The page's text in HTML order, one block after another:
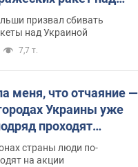
призвал сбивать
над Украиной
7,7 т.
меня, что отчаяние —
Украины уже
проходят
за
Федорова. Фото и
страны люди по-
на акции